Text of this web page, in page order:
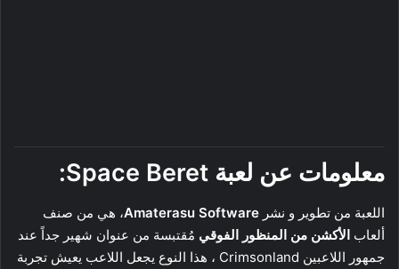
معلومات عن لعبة :
اللعبة من تطوير و نشر Amaterasu Software، هي من صنف
ألعاب الأكشن من المنظور الفوقي مُقتبسة من عنوان شهير جداً عند
جمهور اللاعبين Crimsonland ، هذا النوع يجعل اللاعب يعيش تجربة